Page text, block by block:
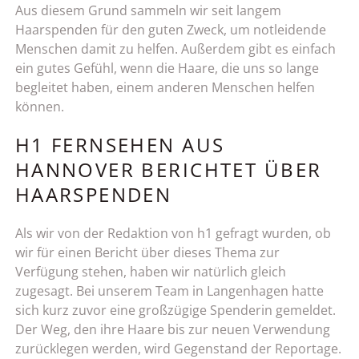
Aus diesem Grund sammeln wir seit langem
Haarspenden für den guten Zweck, um notleidende
Menschen damit zu helfen. Außerdem gibt es einfach
ein gutes Gefühl, wenn die Haare, die uns so lange
begleitet haben, einem anderen Menschen helfen
können.
H1 FERNSEHEN AUS
HANNOVER BERICHTET ÜBER
HAARSPENDEN
Als wir von der Redaktion von h1 gefragt wurden, ob
wir für einen Bericht über dieses Thema zur
Verfügung stehen, haben wir natürlich gleich
zugesagt. Bei unserem Team in Langenhagen hatte
sich kurz zuvor eine großzügige Spenderin gemeldet.
Der Weg, den ihre Haare bis zur neuen Verwendung
zurücklegen werden, wird Gegenstand der Reportage.